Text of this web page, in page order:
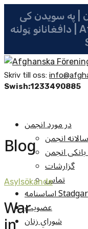
| په سویدن کی
دافغانانو ټولنه | Afghanska Föreningen i
Skriv till oss:
Swish:1233490885
در مورد انجمن
انجمن
گزارشات
تماس
اساسنامه Stadgar
عضویت
شوراي زنان
Blog
Asylsökande
War